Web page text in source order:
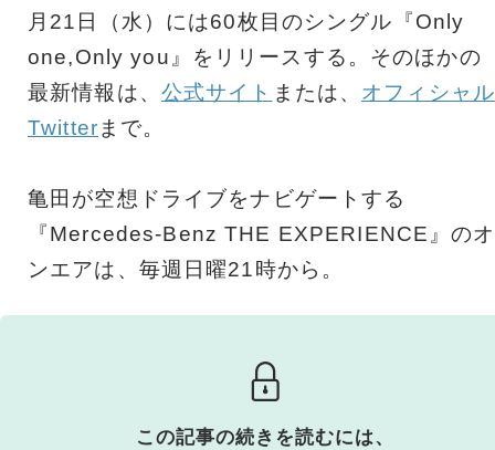
月21日（水）には60枚目のシングル『Only
one,Only you』をリリースする。そのほかの
最新情報は、 公式サイト または、 オフィシャル
Twitter まで。
亀田が空想ドライブをナビゲートする
『Mercedes-Benz THE EXPERIENCE』のオ
ンエアは、毎週日曜21時から。
この記事の続きを読むには、